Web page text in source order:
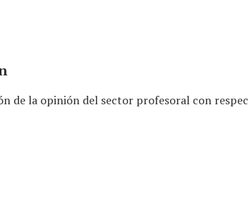
de la opinión del sector profesoral con